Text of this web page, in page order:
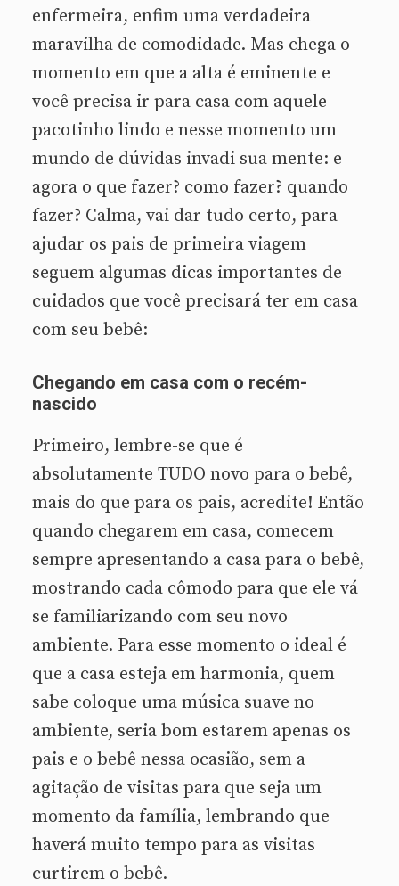
enfermeira, enfim uma verdadeira
maravilha de comodidade. Mas chega o
momento em que a alta é eminente e
você precisa ir para casa com aquele
pacotinho lindo e nesse momento um
mundo de dúvidas invadi sua mente: e
agora o que fazer? como fazer? quando
fazer? Calma, vai dar tudo certo, para
ajudar os pais de primeira viagem
seguem algumas dicas importantes de
cuidados que você precisará ter em casa
com seu bebê:
Chegando em casa com o recém-
nascido
Primeiro, lembre-se que é
absolutamente TUDO novo para o bebê,
mais do que para os pais, acredite! Então
quando chegarem em casa, comecem
sempre apresentando a casa para o bebê,
mostrando cada cômodo para que ele vá
se familiarizando com seu novo
ambiente. Para esse momento o ideal é
que a casa esteja em harmonia, quem
sabe coloque uma música suave no
ambiente, seria bom estarem apenas os
pais e o bebê nessa ocasião, sem a
agitação de visitas para que seja um
momento da família, lembrando que
haverá muito tempo para as visitas
curtirem o bebê.